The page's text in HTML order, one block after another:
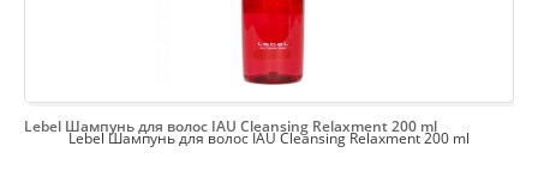
Lebel Шампунь для волос IAU Cleansing Relaxment 200 ml
Lebel Шампунь для волос IAU Cleansing Relaxment 200 ml